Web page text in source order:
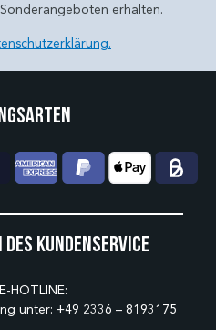
erhalten.
Kundenservice
HOTLINE:
unter: +49 2336 – 8193175